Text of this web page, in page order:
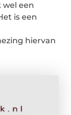
wel een
is een
hiervan